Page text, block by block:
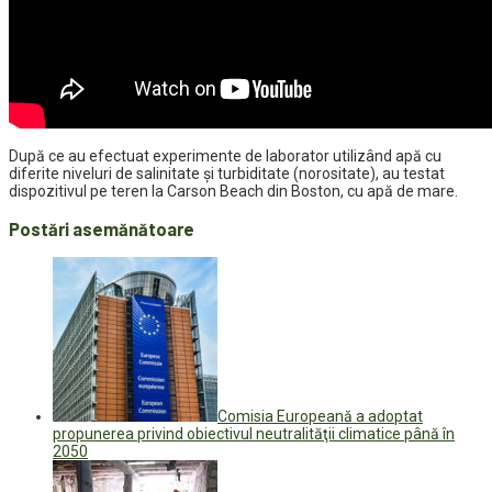
După ce au efectuat experimente de laborator utilizând apă cu
diferite niveluri de salinitate și turbiditate (norositate), au testat
dispozitivul pe teren la Carson Beach din Boston, cu apă de mare.
Postări asemănătoare
Comisia Europeană a adoptat
propunerea privind obiectivul neutralităţii climatice până în
2050